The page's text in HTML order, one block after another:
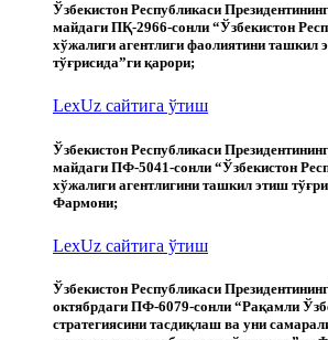
Ўзбекистон Республикаси
майдаги ПҚ-2966-сонли “Ўзбекистон
хўжалиги агентлиги фаолиятини ташкил
тўғрисида”ги қарори;
LexUz сайтига ўтиш
Ўзбекистон Республикаси
майдаги ПФ-5041-сонли “Ўзбекистон
хўжалиги агентлигини ташкил этиш
Фармони;
LexUz сайтига ўтиш
Ўзбекистон Республикаси
октябрдаги ПФ-6079-сонли “Рақамли
стратегиясини тасдиқлаш ва уни